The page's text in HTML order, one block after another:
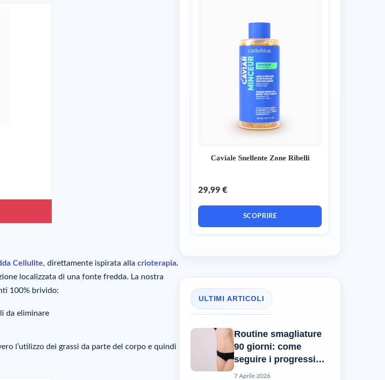
Cellulite, direttamente ispirata alla crioterapia.
localizzata di una fonte fredda. La nostra
100% brivido:
da eliminare
l’utilizzo dei grassi da parte del corpo e quindi
Caviale Snellente Zone Ribelli
29,99 €
SCOPRIRE
ULTIMI ARTICOLI
Routine smagliature
90 giorni: come
seguire i progressi
reali?
7 Aprile 2026